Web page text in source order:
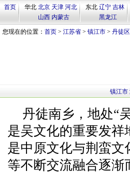
首页 华北 北京 天津 河北
山西 内蒙古
东北 辽宁 吉林
黑龙江
您现在的位置： 首页 > 江苏省 > 镇江市 > 丹徒区
镇江市
丹徒南乡，地处“
是吴文化的重要发
是中原文化与荆蛮
等不断交流融合逐